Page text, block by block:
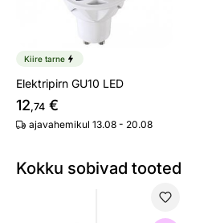
Kiire tarne
Elektripirn GU10 LED
12,74 €
ajavahemikul 13.08 - 20.08
Kokku sobivad tooted
LED